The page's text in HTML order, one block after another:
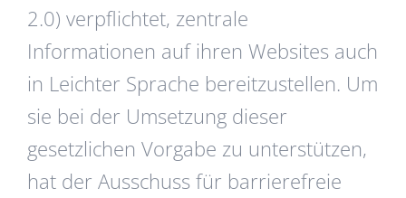
2.0) verpflichtet, zentrale
Informationen auf ihren Websites auch
in Leichter Sprache bereitzustellen. Um
sie bei der Umsetzung dieser
gesetzlichen Vorgabe zu unterstützen,
hat der Ausschuss für barrierefreie